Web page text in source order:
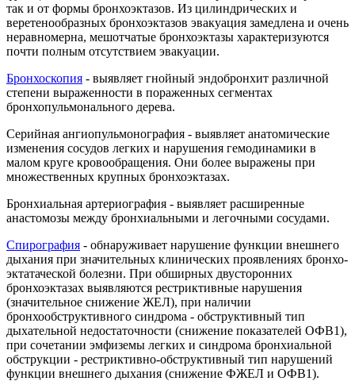
так и от формы бронхоэктазов. Из цилиндрических и
веретенообразных бронхоэктазов эвакуация замедлена и очень
неравномерна, мешотчатые бронхоэктазы характеризуются
почти полным отсутствием эвакуации.
Бронхоскопия - выявляет гнойный эндобронхит различной
степени выраженности в пораженных сегментах
бронхопульмонального дерева.
Серийная ангиопульмонография - выявляет анатомические
изменения сосудов легких и нарушения гемодинамики в
малом круге кровообращения. Они более выражены при
множественных крупных бронхоэктазах.
Бронхиальная артериография - выявляет расширенные
анастомозы между бронхиальными и легочными сосудами.
Спирография - обнаруживает нарушение функции внешнего
дыхания при значительных клинических проявлениях бронхо-
эктатаческой болезни. При обширных двусторонних
бронхоэктазах выявляются рестриктивные нарушения
(значительное снижение ЖЕЛ), при наличии
бронхообструктивного синдрома - обструктивный тип
дыхательной недостаточности (снижение показателей ОФВ1),
при сочетании эмфиземы легких и синдрома бронхиальной
обструкции - рестриктивно-обструктивный тип нарушений
функции внешнего дыхания (снижение ФЖЕЛ и ОФВ1).